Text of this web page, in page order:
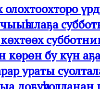
субботник
көрөн бу күн
ураты